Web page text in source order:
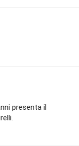
presenta il